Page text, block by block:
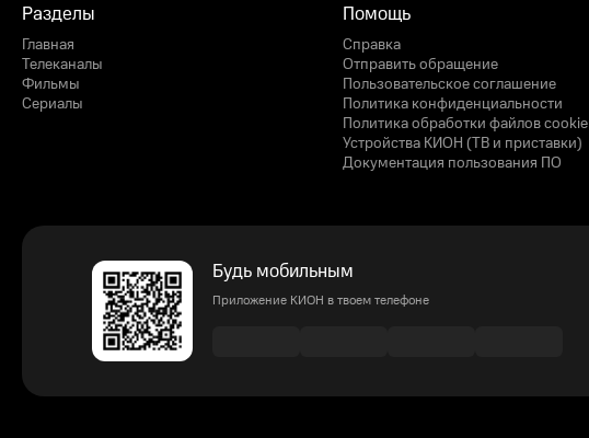
Разделы
Главная
Телеканалы
Фильмы
Сериалы
Помощь
Справка
Отправить обращение
Пользовательское соглашение
Политика конфиденциальности
Политика обработки файлов cookie
Устройства КИОН (ТВ и приставки)
Документация пользования ПО
Будь мобильным
Приложение КИОН в твоем телефоне